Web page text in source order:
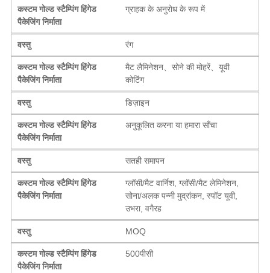
कस्टम गोल्ड स्टैम्पिंग हिंगेड
पैकेजिंग निर्माता
ग्राहक के अनुरोध के रूप में
वस्तु रंग
कस्टम गोल्ड स्टैम्पिंग हिंगेड
पैकेजिंग निर्माता
मैट लैमिनेशन、सोने की मोहरें、यूवी
कोटिंग
वस्तु डिज़ाइन
कस्टम गोल्ड स्टैम्पिंग हिंगेड
पैकेजिंग निर्माता
अनुकूलित करना या हमारा साँचा
वस्तु सतही समापन
कस्टम गोल्ड स्टैम्पिंग हिंगेड
पैकेजिंग निर्माता
ग्लॉसी/मैट वार्निश, ग्लॉसी/मैट लेमिनेशन,
सोना/अलक पन्नी मुद्रांकन, स्पॉट यूवी,
उभरा, वगैरह
वस्तु MOQ
कस्टम गोल्ड स्टैम्पिंग हिंगेड
पैकेजिंग निर्माता
500पीसी